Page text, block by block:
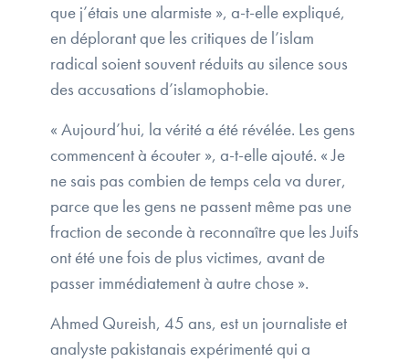
que j’étais une alarmiste », a-t-elle expliqué,
en déplorant que les critiques de l’islam
radical soient souvent réduits au silence sous
des accusations d’islamophobie.
« Aujourd’hui, la vérité a été révélée. Les gens
commencent à écouter », a-t-elle ajouté. « Je
ne sais pas combien de temps cela va durer,
parce que les gens ne passent même pas une
fraction de seconde à reconnaître que les Juifs
ont été une fois de plus victimes, avant de
passer immédiatement à autre chose ».
Ahmed Qureish, 45 ans, est un journaliste et
analyste pakistanais expérimenté qui a